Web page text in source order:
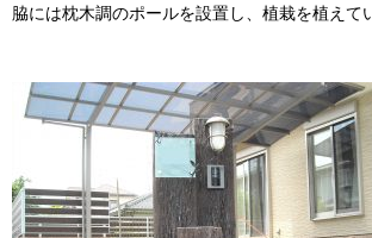
脇には枕木調のポールを設置し、植栽を植えて